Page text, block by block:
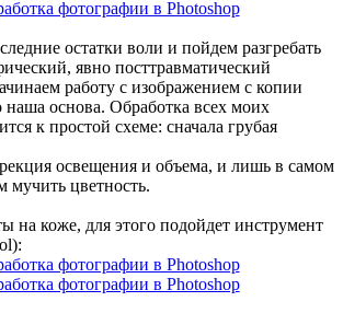
остатки воли и пойдем разгребать
явно посттравматический
работу с изображением с копии
наша основа. Обработка всех моих
к простой схеме: сначала грубая
освещения и объема, и лишь в самом
мучить цветность.
на коже, для этого подойдет инструмент